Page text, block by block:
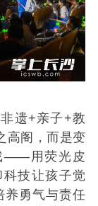
遗+亲子+教
高阁，而是变
——用荧光皮
技让孩子觉
养勇气与责任